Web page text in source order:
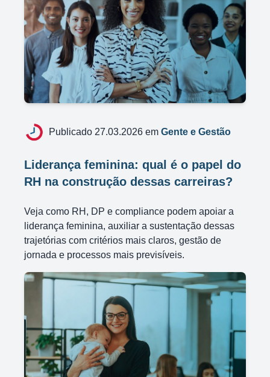
Publicado 27.03.2026 em Gente e Gestão
Liderança feminina: qual é o papel do
RH na construção dessas carreiras?
Veja como RH, DP e compliance podem apoiar a
liderança feminina, auxiliar a sustentação dessas
trajetórias com critérios mais claros, gestão de
jornada e processos mais previsíveis.